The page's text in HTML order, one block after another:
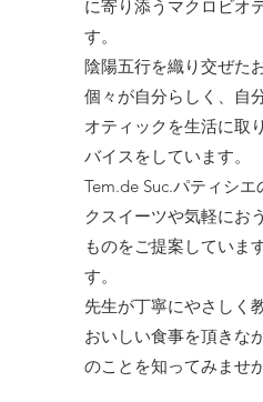
に寄り添うマクロビオ
す。
陰陽五行を織り交ぜた
個々が自分らしく、自
オティックを生活に取
バイスをしています。
Tem.de Suc.パティシ
クスイーツや気軽にお
ものをご提案していま
す。
先生が丁寧にやさしく
おいしい食事を頂きな
のことを知ってみませか